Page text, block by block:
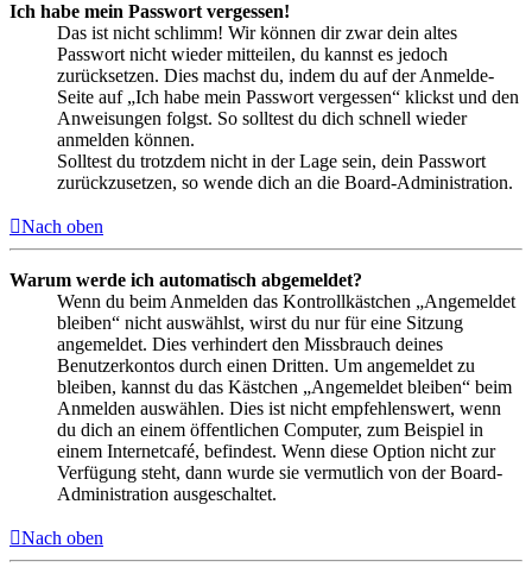
Ich habe mein Passwort vergessen!
Das ist nicht schlimm! Wir können dir zwar dein altes
Passwort nicht wieder mitteilen, du kannst es jedoch
zurücksetzen. Dies machst du, indem du auf der Anmelde-
Seite auf „Ich habe mein Passwort vergessen“ klickst und den
Anweisungen folgst. So solltest du dich schnell wieder
anmelden können.
Solltest du trotzdem nicht in der Lage sein, dein Passwort
zurückzusetzen, so wende dich an die Board-Administration.
Nach oben
Warum werde ich automatisch abgemeldet?
Wenn du beim Anmelden das Kontrollkästchen „Angemeldet
bleiben“ nicht auswählst, wirst du nur für eine Sitzung
angemeldet. Dies verhindert den Missbrauch deines
Benutzerkontos durch einen Dritten. Um angemeldet zu
bleiben, kannst du das Kästchen „Angemeldet bleiben“ beim
Anmelden auswählen. Dies ist nicht empfehlenswert, wenn
du dich an einem öffentlichen Computer, zum Beispiel in
einem Internetcafé, befindest. Wenn diese Option nicht zur
Verfügung steht, dann wurde sie vermutlich von der Board-
Administration ausgeschaltet.
Nach oben